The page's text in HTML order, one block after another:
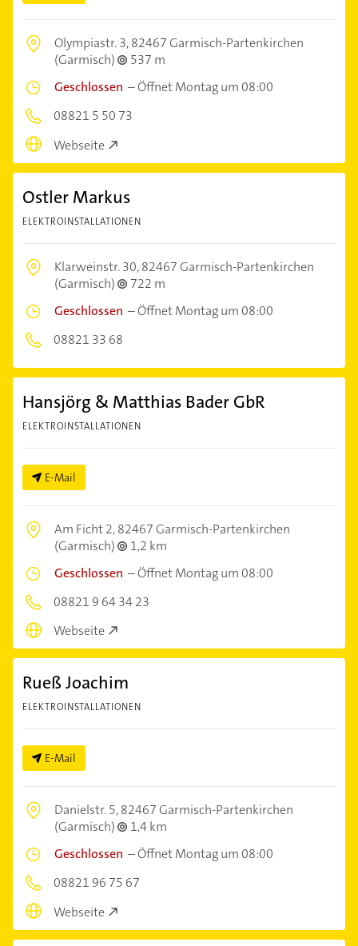
Olympiastr. 3,82467 Garmisch-Partenkirchen
(Garmisch)
537 m
Geschlossen –Öffnet Montag um 08:00
08821 5 50 73
Webseite
Ostler Markus
ELEKTROINSTALLATIONEN
Klarweinstr. 30,82467 Garmisch-Partenkirchen
(Garmisch)
722 m
Geschlossen –Öffnet Montag um 08:00
08821 33 68
Hansjörg & Matthias Bader GbR
ELEKTROINSTALLATIONEN
E-Mail
Am Ficht 2,82467 Garmisch-Partenkirchen
(Garmisch)
1,2 km
Geschlossen –Öffnet Montag um 08:00
08821 9 64 34 23
Webseite
Rueß Joachim
ELEKTROINSTALLATIONEN
E-Mail
Danielstr. 5,82467 Garmisch-Partenkirchen
(Garmisch)
1,4 km
Geschlossen –Öffnet Montag um 08:00
08821 96 75 67
Webseite